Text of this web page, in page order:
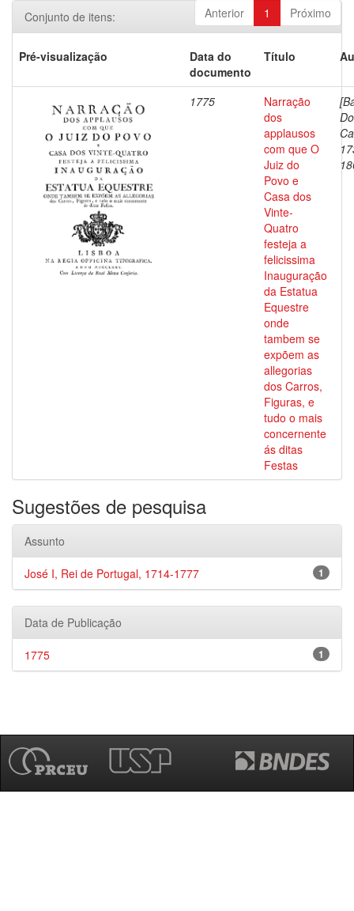
Anterior 1 Próximo
Conjunto de itens:
Pré-visualização
Data do
documento
Título
1775
Narração
dos
applausos
com que O
Juiz do
Povo e
Casa dos
Vinte-
Quatro
festeja a
felicissima
Inauguração
da Estatua
Equestre
onde
tambem se
expõem as
allegorias
dos Carros,
Figuras, e
tudo o mais
concernente
ás ditas
Festas
Sugestões de pesquisa
Assunto
1
José I, Rei de Portugal, 1714-1777
Data de Publicação
1
1775